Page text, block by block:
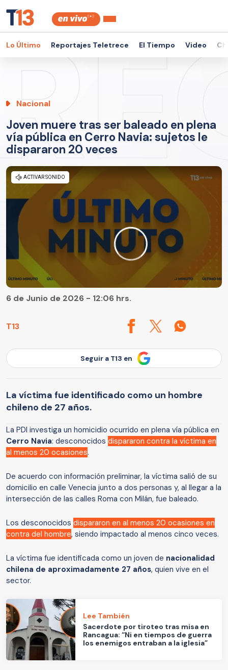
Lo Último Reportajes Teletrece El Tiempo Video
Nacional
Joven muere tras ser baleado en plena
vía pública en Cerro Navia: sujetos le
dispararon 20 veces
T13
6 de Junio de 2026 - 12:06 hrs.
Seguir a T13 en
La víctima fue identificado como un hombre
chileno de 27 años.
La PDI investiga un homicidio ocurrido en plena vía pública en
Cerro Navia: desconocidos dispararon contra la víctima en
al menos 20 ocasiones.
De acuerdo con información preliminar, la víctima salió de su
domicilio en calle Venecia junto a dos personas y, al llegar a la
intersección de las calles Roma con Milán, fue baleado.
Los desconocidos dispararon en al menos 20 ocasiones en
contra del hombre, siendo impactado al menos cinco veces.
La víctima fue identificada como un joven de nacionalidad
chilena de aproximadamente 27 años, quien vive en el
sector.
Lee También
Sacerdote por tiroteo tras misa en
Rancagua: “Ni en tiempos de guerra
los enemigos entraban a la iglesia”